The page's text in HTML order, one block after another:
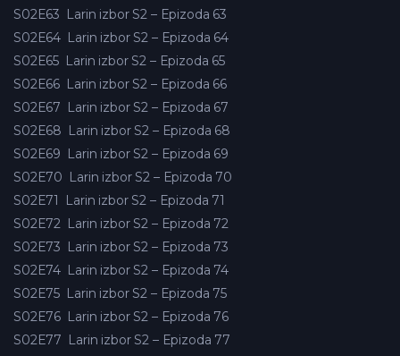
S02E63 Larin izbor S2 – Epizoda 63
S02E64 Larin izbor S2 – Epizoda 64
S02E65 Larin izbor S2 – Epizoda 65
S02E66 Larin izbor S2 – Epizoda 66
S02E67 Larin izbor S2 – Epizoda 67
S02E68 Larin izbor S2 – Epizoda 68
S02E69 Larin izbor S2 – Epizoda 69
S02E70 Larin izbor S2 – Epizoda 70
S02E71
Larin izbor S2 – Epizoda 71
S02E72 Larin izbor S2 – Epizoda 72
S02E73 Larin izbor S2 – Epizoda 73
S02E74 Larin izbor S2 – Epizoda 74
S02E75 Larin izbor S2 – Epizoda 75
S02E76 Larin izbor S2 – Epizoda 76
S02E77 Larin izbor S2 – Epizoda 77